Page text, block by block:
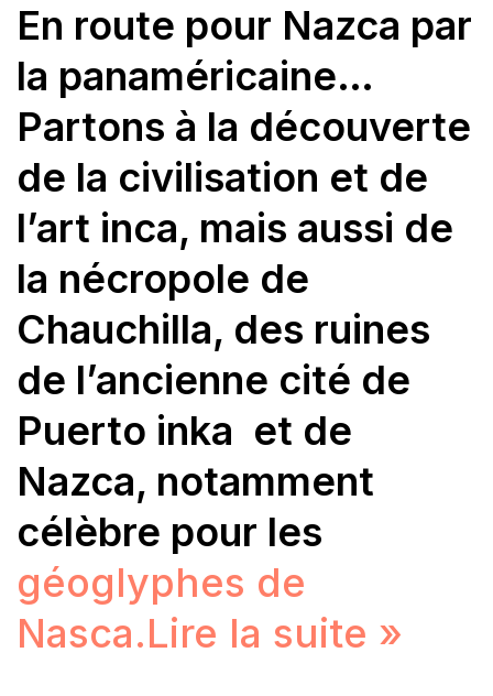
En route pour Nazca par
la panaméricaine…
Partons à la découverte
de la civilisation et de
l’art inca, mais aussi de
la nécropole de
Chauchilla, des ruines
de l’ancienne cité de
Puerto inka et de
Nazca, notamment
célèbre pour les
géoglyphes de
Nasca.Lire la suite »